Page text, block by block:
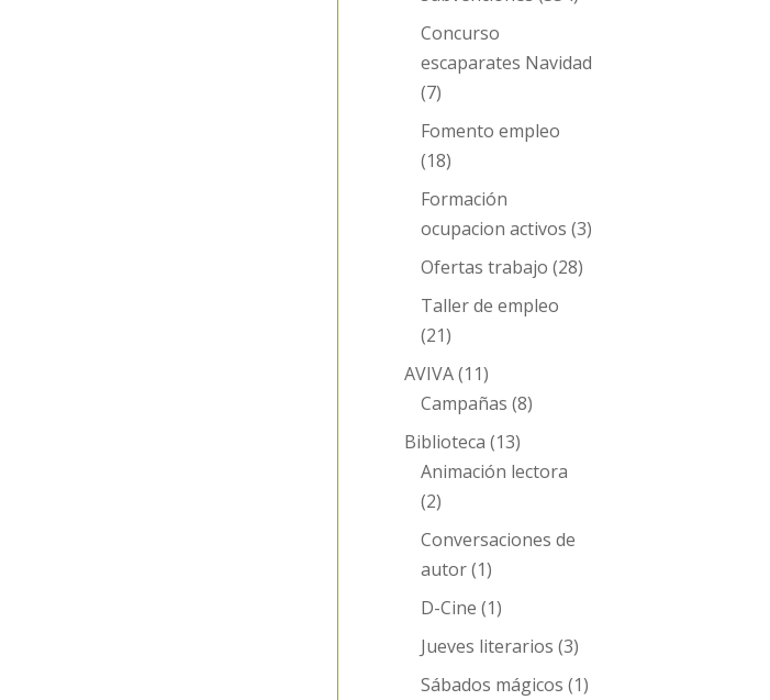
Concurso
escaparates Navidad
(7)
Fomento empleo
(18)
Formación
ocupacion activos (3)
Ofertas trabajo (28)
Taller de empleo
(21)
AVIVA(11)
Campañas (8)
Biblioteca (13)
Animación lectora
(2)
Conversaciones de
autor(1)
D-Cine (1)
Jueves literarios (3)
Sábados mágicos (1)